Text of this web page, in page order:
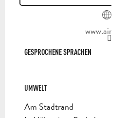
www.airbnb.fr
GESPROCHENE SPRACHEN
GESPROCHENE SPRACHEN
UMWELT
UMWELT
Am Stadtrand